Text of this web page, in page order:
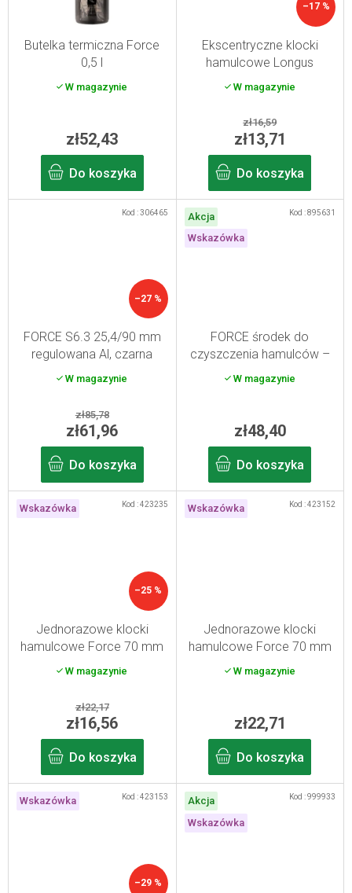
Butelka termiczna Force
0,5 l
W magazynie
zł52,43
Do koszyka
–17 %
Ekscentryczne klocki
hamulcowe Longus
W magazynie
zł16,59
zł13,71
Do koszyka
–27 %
FORCE S6.3 25,4/90 mm
regulowana Al, czarna
W magazynie
zł85,78
zł61,96
Do koszyka
Kod :306465
Akcja
Wskazówka
FORCE środek do
czyszczenia hamulców –
spray 200 ml
W magazynie
zł48,40
Do koszyka
Kod :895631
Wskazówka
–25 %
Jednorazowe klocki
hamulcowe Force 70 mm
W magazynie
zł22,17
zł16,56
Do koszyka
Kod :423235 Wskazówka
Jednorazowe klocki
hamulcowe Force 70 mm
W magazynie
zł22,71
Do koszyka
Kod :423152
Wskazówka
–29 %
Kod :423153
Akcja
Wskazówka
Kod :999933